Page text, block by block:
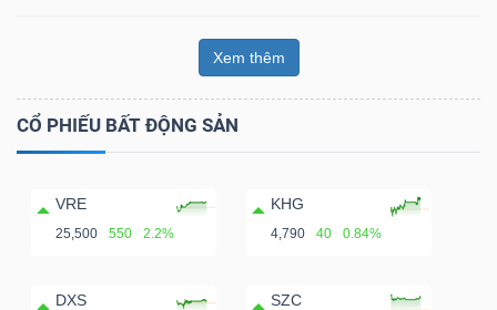
Xem thêm
CỔ PHIẾU BẤT ĐỘNG SẢN
VRE
25,500 550 2.2%
KHG
4,790 40 0.84%
DXS SZC